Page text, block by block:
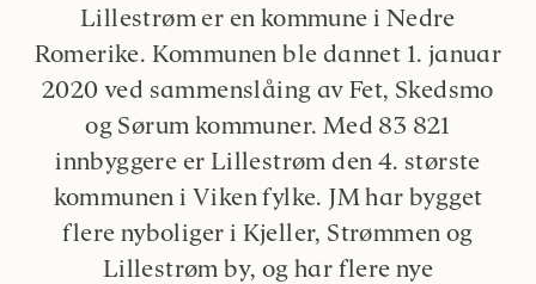
Lillestrøm er en kommune i Nedre
Romerike. Kommunen ble dannet 1. januar
2020 ved sammenslåing av Fet, Skedsmo
og Sørum kommuner. Med 83 821
innbyggere er Lillestrøm den 4. største
kommunen i Viken fylke. JM har bygget
flere nyboliger i Kjeller, Strømmen og
Lillestrøm by, og har flere nye